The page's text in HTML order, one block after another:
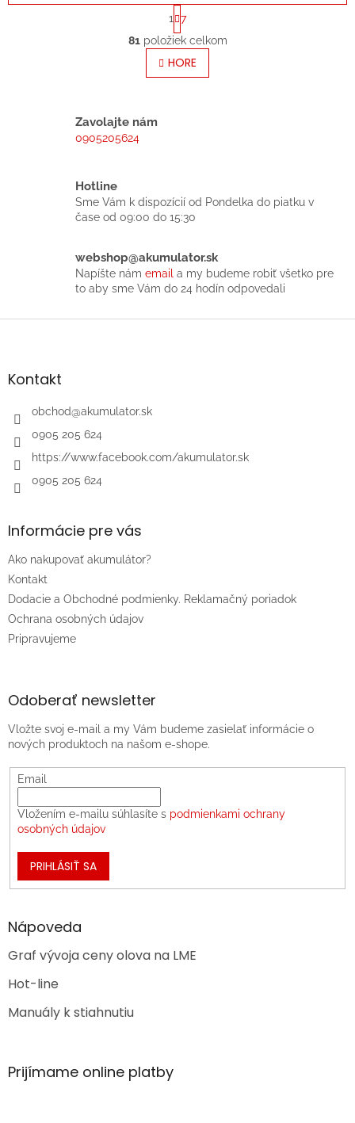
O
v
l
á
v
k
y
ý
p
i
u
S
t
r
á
n
k
1 7
81položiek celkom
HORE
Zavolajte nám
0905205624
Hotline
Sme Vám k dispozícií od Pondelka do piatku v
čase od 09:00 do 15:30
webshop@akumulator.sk
Napíšte nám email a my budeme robiť všetko pre
to aby sme Vám do 24 hodín odpovedali
Z
äKontakt
obchod@akumulator.sk
0905 205 624
https://www.facebook.com/akumulator.sk
0905 205 624
Informácie pre vás
Ako nakupovať akumulátor?
Kontakt
Dodacie a Obchodné podmienky. Reklamačný poriadok
Ochrana osobných údajov
Pripravujeme
Odoberať newsletter
Vložte svoj e-mail a my Vám budeme zasielať informácie o
nových produktoch na našom e-shope.
Email
Vložením e-mailu súhlasíte s podmienkami ochrany
osobných údajov
PRIHLÁSIŤ SA
Nápoveda
Graf vývoja ceny olova na LME
Hot-line
Manuály k stiahnutiu
Prijímame online platby